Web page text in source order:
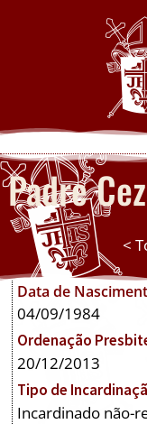
Padre
<
Data de
04/09/1984
Ordenação
20/12/2013
Tipo de
Incardinado não-